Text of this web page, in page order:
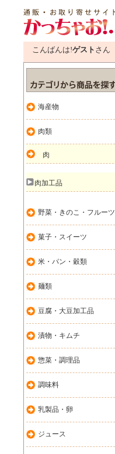
こんばんは!ゲスト さん
海産物
肉類
肉
肉加工品
野菜・きのこ・フルーツ
菓子・スイーツ
米・パン・穀類
麺類
豆腐・大豆加工品
漬物・キムチ
惣菜・調理品
調味料
乳製品・卵
ジュース